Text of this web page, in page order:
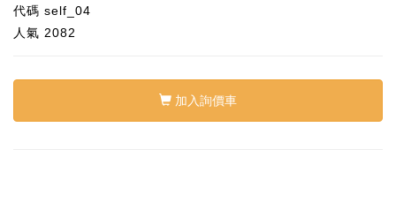
代碼 self_04
人氣 2082
加入詢價車